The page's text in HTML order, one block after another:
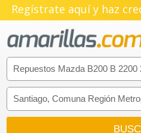
Regístrate aquí y haz